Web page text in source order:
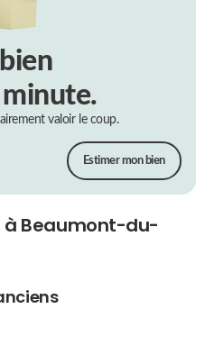
valoir le coup.
Estimer mon bien
à Beaumont-du-